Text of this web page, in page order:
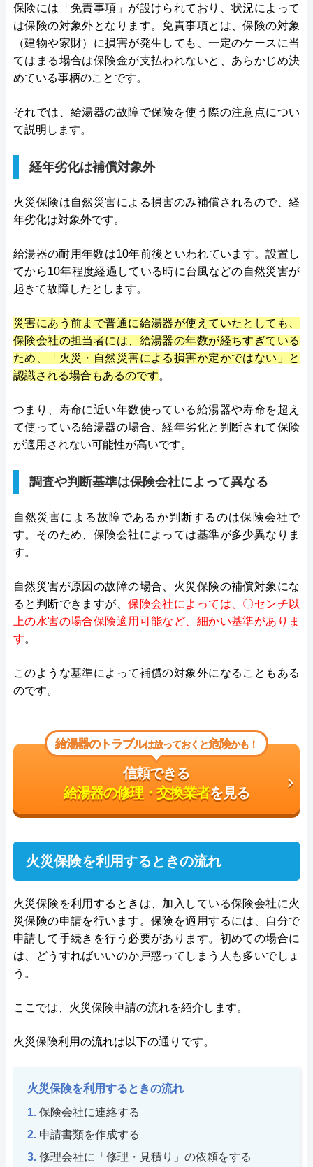
保険には「免責事項」が設けられており、状況によって
は保険の対象外となります。免責事項とは、保険の対象
（建物や家財）に損害が発生しても、一定のケースに当
てはまる場合は保険金が支払われないと、あらかじめ決
めている事柄のことです。
それでは、給湯器の故障で保険を使う際の注意点につい
て説明します。
経年劣化は補償対象外
火災保険は自然災害による損害のみ補償されるので、経
年劣化は対象外です。
給湯器の耐用年数は10年前後といわれています。設置し
てから10年程度経過している時に台風などの自然災害が
起きて故障したとします。
災害にあう前まで普通に給湯器が使えていたとしても、
保険会社の担当者には、給湯器の年数が経ちすぎている
ため、「火災・自然災害による損害か定かではない」と
認識される場合もあるのです。
つまり、寿命に近い年数使っている給湯器や寿命を超え
て使っている給湯器の場合、経年劣化と判断されて保険
が適用されない可能性が高いです。
調査や判断基準は保険会社によって異なる
自然災害による故障であるか判断するのは保険会社で
す。そのため、保険会社によっては基準が多少異なりま
す。
自然災害が原因の故障の場合、火災保険の補償対象にな
ると判断できますが、保険会社によっては、〇センチ以
上の水害の場合保険適用可能など、細かい基準がありま
す。
このような基準によって補償の対象外になることもある
のです。
給湯器のトラブルは放っておくと危険かも！
信頼できる
給湯器の修理・交換業者を見る
火災保険を利用するときの流れ
火災保険を利用するときは、加入している保険会社に火
災保険の申請を行います。保険を適用するには、自分で
申請して手続きを行う必要があります。初めての場合に
は、どうすればいいのか戸惑ってしまう人も多いでしょ
う。
ここでは、火災保険申請の流れを紹介します。
火災保険利用の流れは以下の通りです。
火災保険を利用するときの流れ
保険会社に連絡する
申請書類を作成する
修理会社に「修理・見積り」の依頼をする